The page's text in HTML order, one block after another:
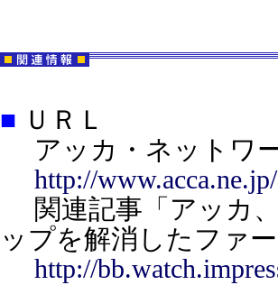
■ ＵＲＬ
アッカ・ネットワ
http://www.acca.ne.jp/
関連記事「アッカ
ップを解消したファ
http://